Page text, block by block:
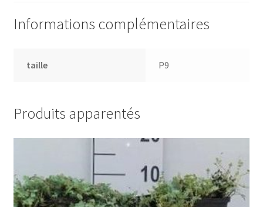
Informations complémentaires
taille P9
Produits apparentés